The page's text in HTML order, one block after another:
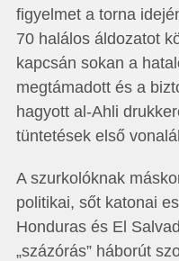
figyelmet a torna
70 halálos áldozatot
kapcsán sokan a
megtámadott és a
hagyott al-Ahli
tüntetések első
A szurkolóknak
politikai, sőt katonai
Honduras és El
„százórás” háborút